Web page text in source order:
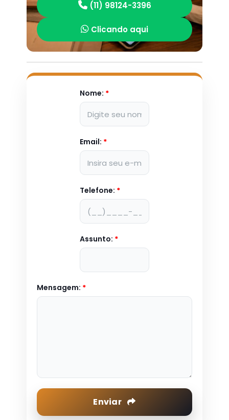
(11) 98124-3396
Clicando aqui
Nome: *
Email: *
Telefone: *
Assunto: *
Mensagem: *
Enviar